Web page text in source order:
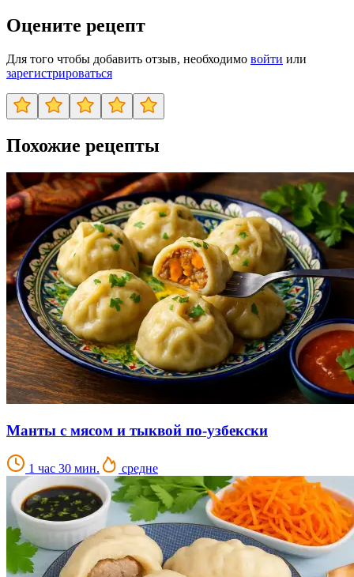
Оцените рецепт
Для того чтобы добавить отзыв, необходимо войти или
зарегистрироваться
Похожие рецепты
Манты с мясом и тыквой по-узбекски
1 час 30 мин. средне